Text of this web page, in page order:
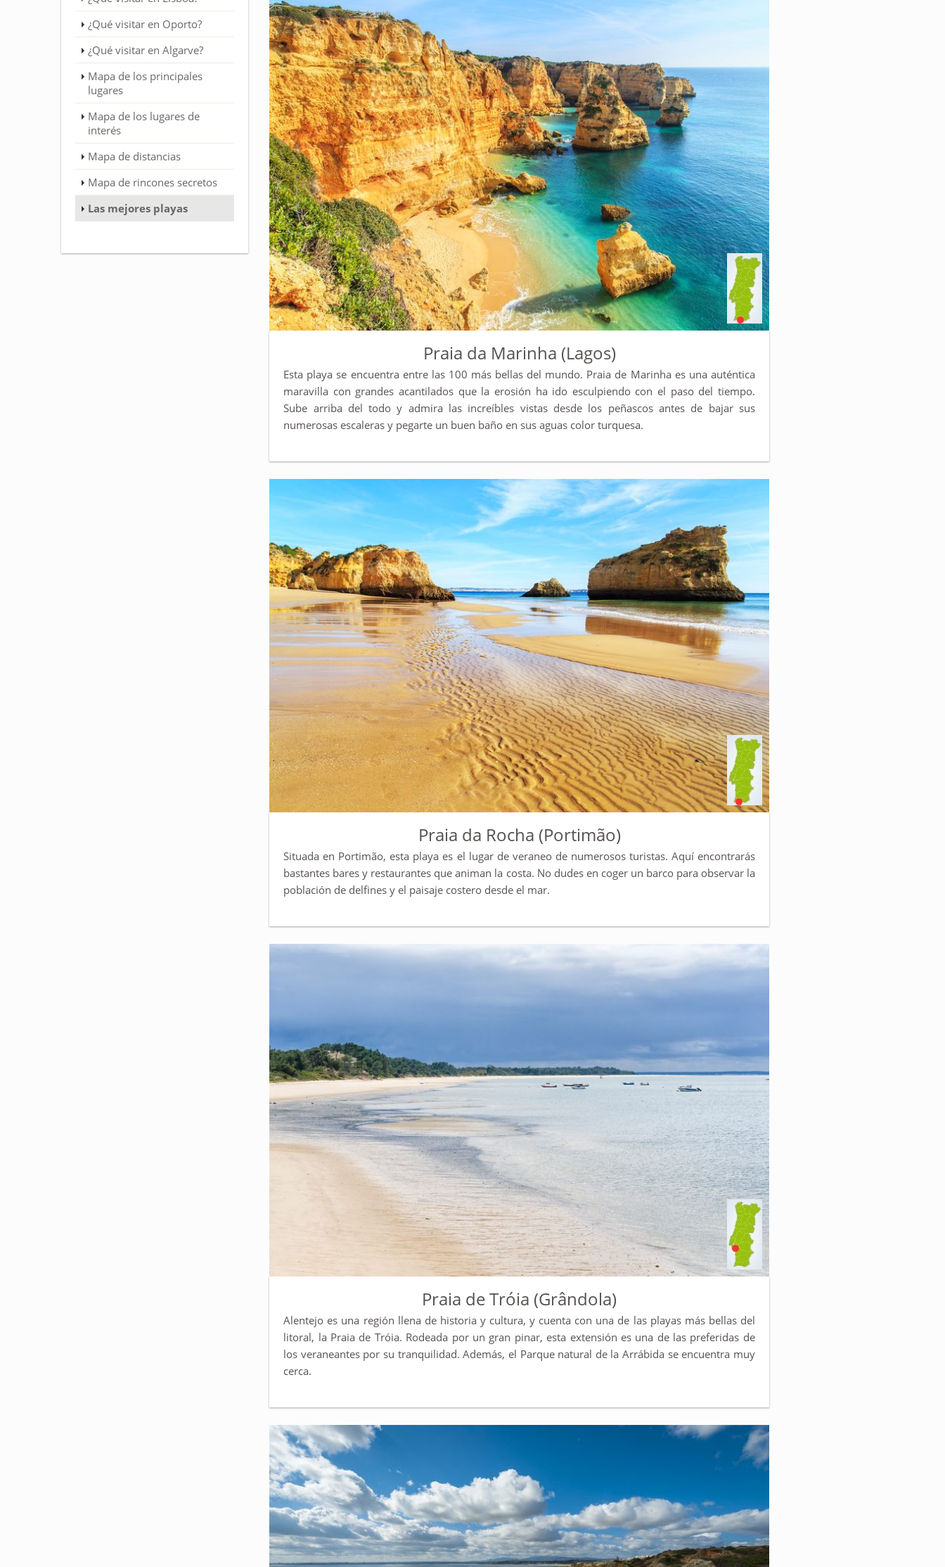
¿Qué visitar en Oporto?
¿Qué visitar en Algarve?
Mapa de los principales
lugares
Mapa de los lugares de
interés
Mapa de distancias
Mapa de rincones secretos
Las mejores playas
Praia da Marinha (Lagos)
Esta playa se encuentra entre las 100 más bellas del mundo. Praia de Marinha es una auténtica
maravilla con grandes acantilados que la erosión ha ido esculpiendo con el paso del tiempo.
Sube arriba del todo y admira las increíbles vistas desde los peñascos antes de bajar sus
numerosas escaleras y pegarte un buen baño en sus aguas color turquesa.
Praia da Rocha (Portimão)
Situada en Portimão, esta playa es el lugar de veraneo de numerosos turistas. Aquí encontrarás
bastantes bares y restaurantes que animan la costa. No dudes en coger un barco para observar la
población de delfines y el paisaje costero desde el mar.
Praia de Tróia (Grândola)
Alentejo es una región llena de historia y cultura, y cuenta con una de las playas más bellas del
litoral, la Praia de Tróia. Rodeada por un gran pinar, esta extensión es una de las preferidas de
los veraneantes por su tranquilidad. Además, el Parque natural de la Arrábida se encuentra muy
cerca.